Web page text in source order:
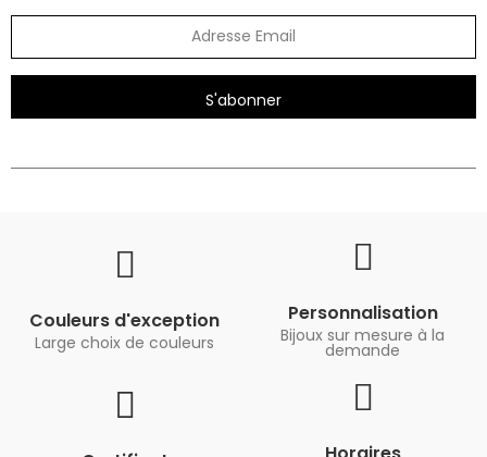
S'abonner
Couleurs d'exception
Large choix de couleurs
Personnalisation
Bijoux sur mesure à la
demande